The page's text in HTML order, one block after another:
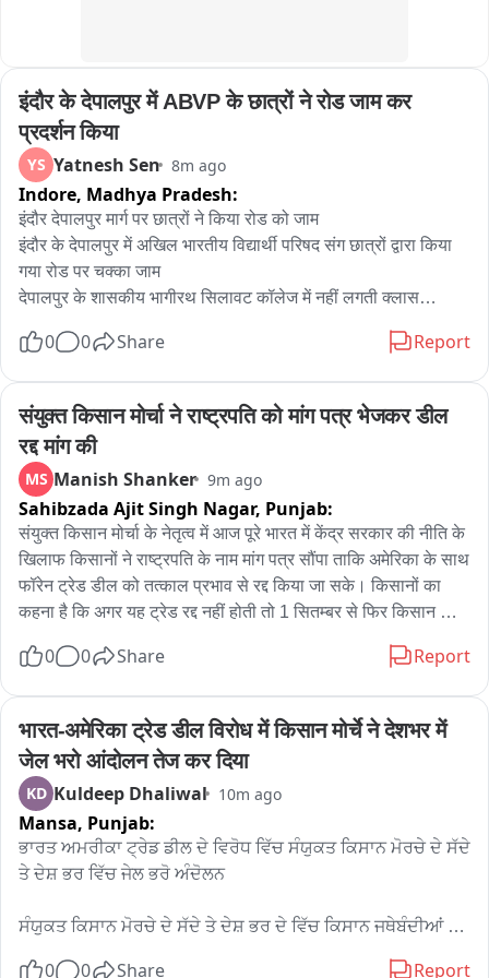
इंदौर के देपालपुर में ABVP के छात्रों ने रोड जाम कर
प्रदर्शन किया
YS Yatnesh Sen 8m ago
Indore, Madhya Pradesh:
इंदौर देपालपुर मार्ग पर छात्रों ने किया रोड को जाम
इंदौर के देपालपुर में अखिल भारतीय विद्यार्थी परिषद संग छात्रों द्वारा किया
गया रोड पर चक्का जाम
देपालपुर के शासकीय भागीरथ सिलावट कॉलेज में नहीं लगती क्लास
छात्र छात्राओं का आरोप नहीं लगती नियमित क्लास
कॉलेज में एम ए, एम कॉम सहित अन्य सब्जेक्ट की मांग को लेकर प्रदर्शन
0 0 Share Report
संयुक्त किसान मोर्चा ने राष्ट्रपति को मांग पत्र भेजकर डील
रद्द मांग की
MS Manish Shanker 9m ago
Sahibzada Ajit Singh Nagar, Punjab:
संयुक्त किसान मोर्चा के नेतृत्व में आज पूरे भारत में केंद्र सरकार की नीति के
खिलाफ किसानों ने राष्ट्रपति के नाम मांग पत्र सौंपा ताकि अमेरिका के साथ
फॉरेन ट्रेड डील को तत्काल प्रभाव से रद्द किया जा सके। किसानों का
कहना है कि अगर यह ट्रेड रद्द नहीं होती तो 1 सितम्बर से फिर किसान
जाएगा।
0 0 Share Report
भारत-अमेरिका ट्रेड डील विरोध में किसान मोर्चे ने देशभर में
जेल भरो आंदोलन तेज कर दिया
KD Kuldeep Dhaliwal 10m ago
Mansa, Punjab:
ਭਾਰਤ ਅਮਰੀਕਾ ਟ੍ਰੇਡ ਡੀਲ ਦੇ ਵਿਰੋਧ ਵਿੱਚ ਸੰਯੁਕਤ ਕਿਸਾਨ ਮੋਰਚੇ ਦੇ ਸੱਦੇ
ਤੇ ਦੇਸ਼ ਭਰ ਵਿੱਚ ਜੇਲ ਭਰੋ ਅੰਦੋਲਨ
ਸੰਯੁਕਤ ਕਿਸਾਨ ਮੋਰਚੇ ਦੇ ਸੱਦੇ ਤੇ ਦੇਸ਼ ਭਰ ਦੇ ਵਿੱਚ ਕਿਸਾਨ ਜਥੇਬੰਦੀਆਂ
0 0 Share Report